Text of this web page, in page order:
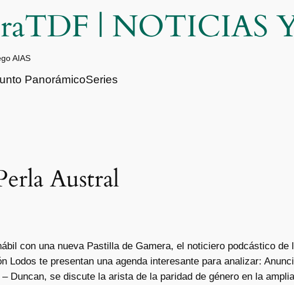
| NOTICIAS
AIAS
PanorámicoSeries
Austral
con una nueva Pastilla de Gamera, el noticiero podcástico
Lodos te presentan una agenda interesante para analizar:
Duncan, se discute la arista de la paridad de género en la